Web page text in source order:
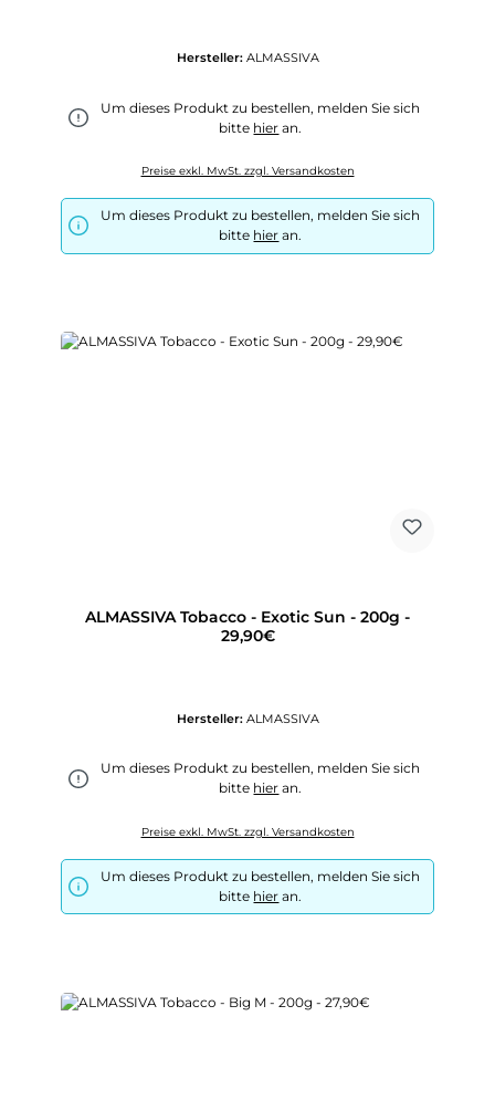
Hersteller: ALMASSIVA
Um dieses Produkt zu bestellen, melden Sie sich
bitte hier an.
Preise exkl. MwSt. zzgl. Versandkosten
Um dieses Produkt zu bestellen, melden Sie sich
bitte hier an.
ALMASSIVA Tobacco - Exotic Sun - 200g -
29,90€
Hersteller: ALMASSIVA
Um dieses Produkt zu bestellen, melden Sie sich
bitte hier an.
Preise exkl. MwSt. zzgl. Versandkosten
Um dieses Produkt zu bestellen, melden Sie sich
bitte hier an.